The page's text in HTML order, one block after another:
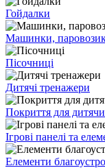
Гойдалки
Машинки,
Пісочниці
Дитячі тренажери
Покриття для
Ігрові панелі та
Елементи